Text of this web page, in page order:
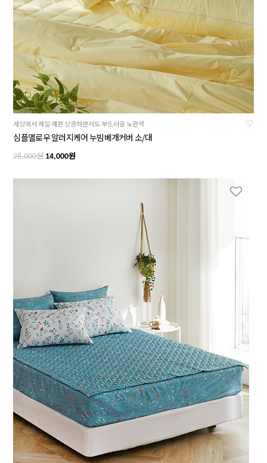
세상에서 제일 예쁜 상큼하면서도 부드러운 노란색
심플옐로우 알러지케어 누빔베개커버 소/대
28,000원14,000원